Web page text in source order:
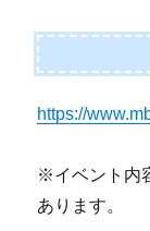
https://
※イベント内
あります。